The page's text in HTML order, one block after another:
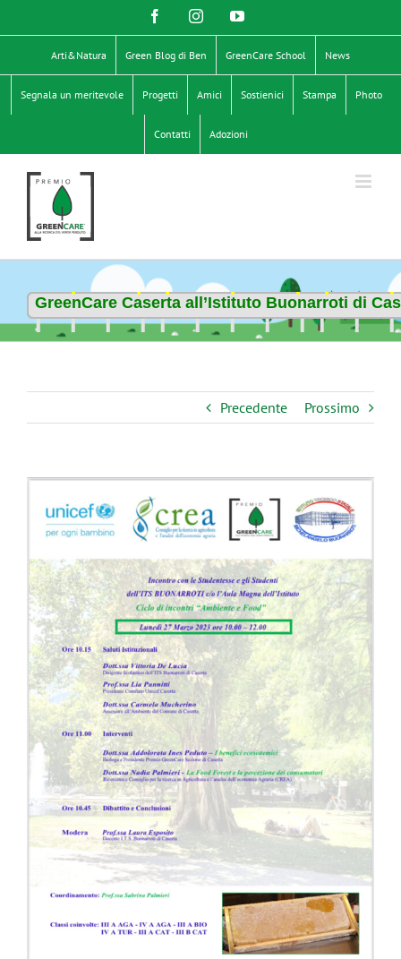
al
contenuto
FacebookInstagramYouTube
Arti&Natura Green Blog di Ben GreenCare School News
Segnala un meritevole Progetti Amici Sostienici Stampa Photo
Contatti Adozioni
GreenCare Caserta all’Istituto Buonarroti di
Precedente Prossimo
immagine